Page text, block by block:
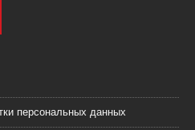
персональных данных